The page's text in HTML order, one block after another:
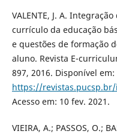
VALENTE, J. A.
currículo da educação
e questões de formação
aluno. Revista E-
897, 2016. Disponível em:
https://
Acesso em: 10 fev. 2021.
VIEIRA, A.; PASSOS, O.;